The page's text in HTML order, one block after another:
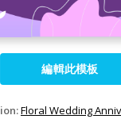
編輯此模板
Floral Wedding